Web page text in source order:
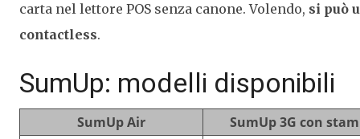
carta nel lettore POS senza canone. Volendo, si può
contactless.
SumUp: modelli disponibili
SumUp Air SumUp 3G con